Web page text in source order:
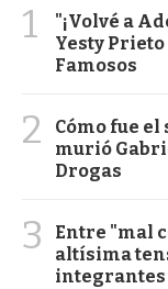
1
"¡Volvé a
Yesty
Famosos
2
Cómo fue
murió
Drogas
3
Entre "mal
altísima